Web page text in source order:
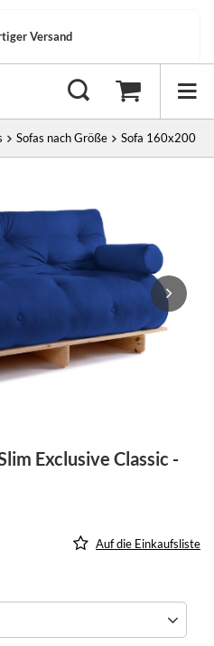
Versand
Sofas nach Größe Sofa 160x200
Exclusive Classic -
Auf die Einkaufsliste